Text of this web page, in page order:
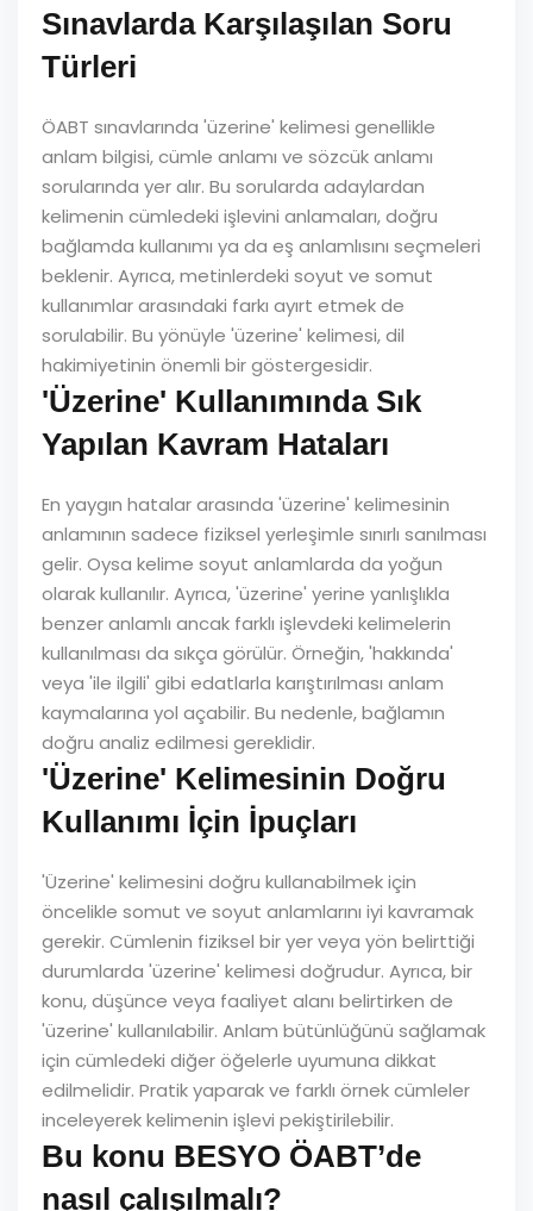
Sınavlarda Karşılaşılan Soru
Türleri
ÖABT sınavlarında 'üzerine' kelimesi genellikle
anlam bilgisi, cümle anlamı ve sözcük anlamı
sorularında yer alır. Bu sorularda adaylardan
kelimenin cümledeki işlevini anlamaları, doğru
bağlamda kullanımı ya da eş anlamlısını seçmeleri
beklenir. Ayrıca, metinlerdeki soyut ve somut
kullanımlar arasındaki farkı ayırt etmek de
sorulabilir. Bu yönüyle 'üzerine' kelimesi, dil
hakimiyetinin önemli bir göstergesidir.
'Üzerine' Kullanımında Sık
Yapılan Kavram Hataları
En yaygın hatalar arasında 'üzerine' kelimesinin
anlamının sadece fiziksel yerleşimle sınırlı sanılması
gelir. Oysa kelime soyut anlamlarda da yoğun
olarak kullanılır. Ayrıca, 'üzerine' yerine yanlışlıkla
benzer anlamlı ancak farklı işlevdeki kelimelerin
kullanılması da sıkça görülür. Örneğin, 'hakkında'
veya 'ile ilgili' gibi edatlarla karıştırılması anlam
kaymalarına yol açabilir. Bu nedenle, bağlamın
doğru analiz edilmesi gereklidir.
'Üzerine' Kelimesinin Doğru
Kullanımı İçin İpuçları
'Üzerine' kelimesini doğru kullanabilmek için
öncelikle somut ve soyut anlamlarını iyi kavramak
gerekir. Cümlenin fiziksel bir yer veya yön belirttiği
durumlarda 'üzerine' kelimesi doğrudur. Ayrıca, bir
konu, düşünce veya faaliyet alanı belirtirken de
'üzerine' kullanılabilir. Anlam bütünlüğünü sağlamak
için cümledeki diğer öğelerle uyumuna dikkat
edilmelidir. Pratik yaparak ve farklı örnek cümleler
inceleyerek kelimenin işlevi pekiştirilebilir.
Bu konu BESYO ÖABT’de
nasıl çalışılmalı?